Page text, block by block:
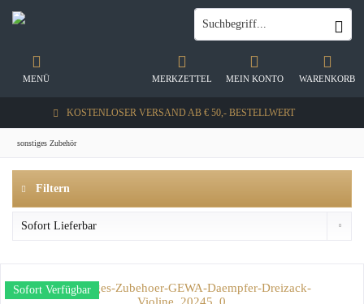
KOSTENLOSER VERSAND AB € 50,- BESTELLWERT
WARENKORB
MERKZETTEL MEIN KONTO
MENÜ
sonstiges Zubehör
Filtern
Sofort Verfügbar